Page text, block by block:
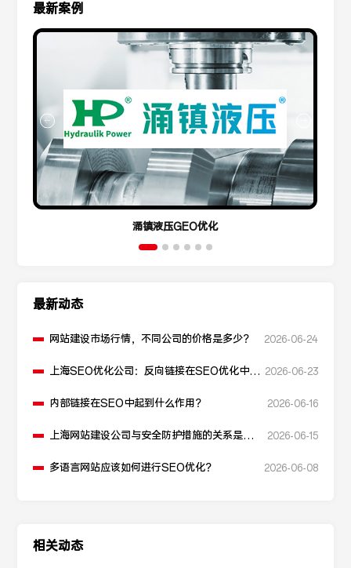
最新案例
涌镇液压GEO优化
最新动态
网站建设市场行情，不同公司的价格是多少？ 2026-06-24
上海SEO优化公司：反向链接在SEO优化中起 2026-06-23
内部链接在SEO中起到什么作用？ 2026-06-16
上海网站建设公司与安全防护措施的关系是什
2026-06-15
多语言网站应该如何进行SEO优化？ 2026-06-08
相关动态